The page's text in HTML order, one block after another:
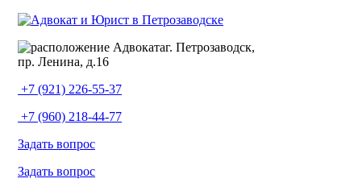
г. Петрозаводск,
пр. Ленина, д.16
+7 (921) 226-55-37
+7 (960) 218-44-77
Задать вопрос
Задать вопрос